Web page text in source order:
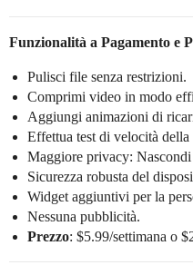
Funzionalità a Pagamento e
Pulisci file senza restrizioni.
Comprimi video in modo
Aggiungi animazioni di
Effettua test di velocità della
Maggiore privacy:
Sicurezza robusta del
Widget aggiuntivi per la
Nessuna pubblicità.
Prezzo: $5.99/settimana o